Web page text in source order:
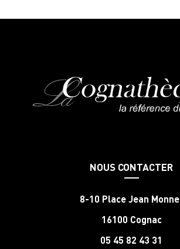
NOUS CONTACTER
8-10 Place Jean
16100 Cognac
05 45 82 43 31